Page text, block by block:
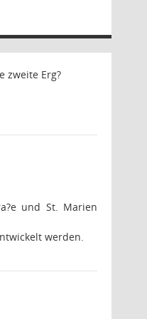
zweite Erg?
und St. Marien
werden.